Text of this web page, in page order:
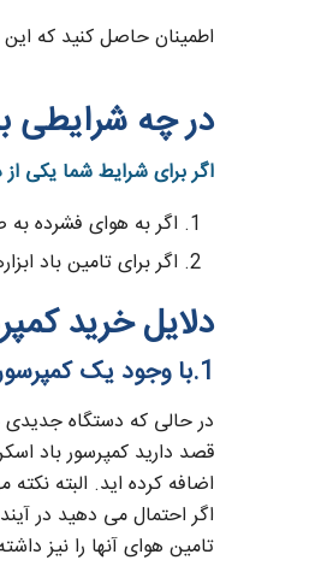
اطمینان حاصل کنید که این
در چه شرایطی
اگر برای شرایط شما یکی از
اگر به هوای فشرده به
اگر برای تامین باد
دلایل خرید
1.با وجود یک کمپرسور پیستونی نیاز به هوای فشرده بیشتری دارید
در حالی که دستگاه جدیدی
قصد دارید کمپرسور باد
اضافه کرده اید. البته
اگر احتمال می دهید در
تامین هوای آنها را نیز